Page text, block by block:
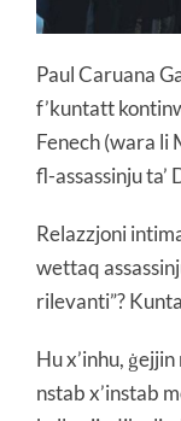
Paul Caruana
f’kuntatt
Fenech (wara
fl-assassinju ta’
Relazzjoni
wettaq
rilevanti”?
Hu x’inhu,
nstab x’instab